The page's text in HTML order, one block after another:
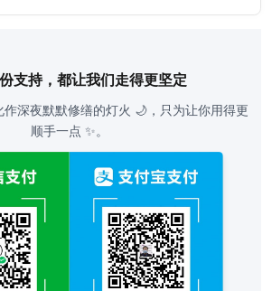
支持，都让我们走得更坚定
深夜默默修缮的灯火 🌙，只为让你用得更
顺手一点 ✨。